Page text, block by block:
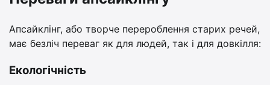
Апсайклінг, або творче перероблення старих речей,
має безліч переваг як для людей, так і для довкілля:
Екологічність